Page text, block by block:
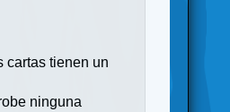
cartas tienen un
ninguna